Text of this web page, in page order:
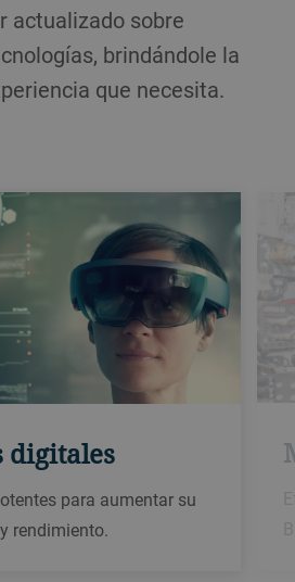
actualizado sobre
brindándole la
que necesita.
digitales
para aumentar su
rendimiento.